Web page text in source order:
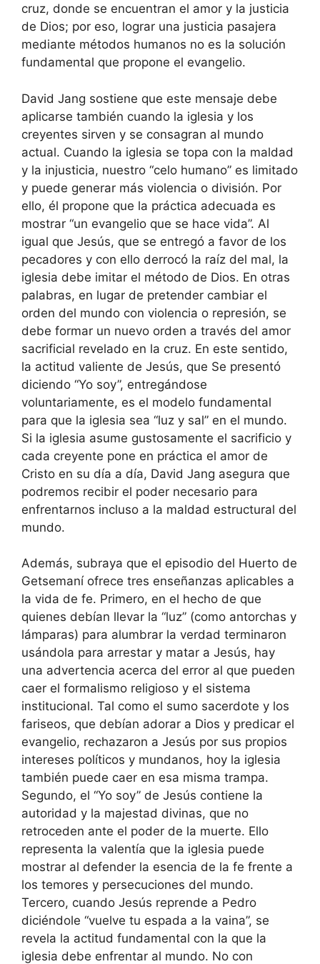
cruz, donde se encuentran el amor y la justicia
de Dios; por eso, lograr una justicia pasajera
mediante métodos humanos no es la solución
fundamental que propone el evangelio.
David Jang sostiene que este mensaje debe
aplicarse también cuando la iglesia y los
creyentes sirven y se consagran al mundo
actual. Cuando la iglesia se topa con la maldad
y la injusticia, nuestro “celo humano” es limitado
y puede generar más violencia o división. Por
ello, él propone que la práctica adecuada es
mostrar “un evangelio que se hace vida”. Al
igual que Jesús, que se entregó a favor de los
pecadores y con ello derrocó la raíz del mal, la
iglesia debe imitar el método de Dios. En otras
palabras, en lugar de pretender cambiar el
orden del mundo con violencia o represión, se
debe formar un nuevo orden a través del amor
sacrificial revelado en la cruz. En este sentido,
la actitud valiente de Jesús, que Se presentó
diciendo “Yo soy”, entregándose
voluntariamente, es el modelo fundamental
para que la iglesia sea “luz y sal” en el mundo.
Si la iglesia asume gustosamente el sacrificio y
cada creyente pone en práctica el amor de
Cristo en su día a día, David Jang asegura que
podremos recibir el poder necesario para
enfrentarnos incluso a la maldad estructural del
mundo.
Además, subraya que el episodio del Huerto de
Getsemaní ofrece tres enseñanzas aplicables a
la vida de fe. Primero, en el hecho de que
quienes debían llevar la “luz” (como antorchas y
lámparas) para alumbrar la verdad terminaron
usándola para arrestar y matar a Jesús, hay
una advertencia acerca del error al que pueden
caer el formalismo religioso y el sistema
institucional. Tal como el sumo sacerdote y los
fariseos, que debían adorar a Dios y predicar el
evangelio, rechazaron a Jesús por sus propios
intereses políticos y mundanos, hoy la iglesia
también puede caer en esa misma trampa.
Segundo, el “Yo soy” de Jesús contiene la
autoridad y la majestad divinas, que no
retroceden ante el poder de la muerte. Ello
representa la valentía que la iglesia puede
mostrar al defender la esencia de la fe frente a
los temores y persecuciones del mundo.
Tercero, cuando Jesús reprende a Pedro
diciéndole “vuelve tu espada a la vaina”, se
revela la actitud fundamental con la que la
iglesia debe enfrentar al mundo. No con